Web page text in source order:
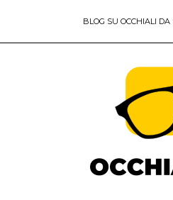
BLOG SU OCCHIALI